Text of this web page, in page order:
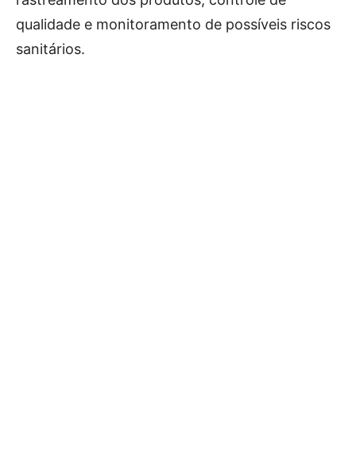
qualidade e monitoramento de possíveis riscos
sanitários.